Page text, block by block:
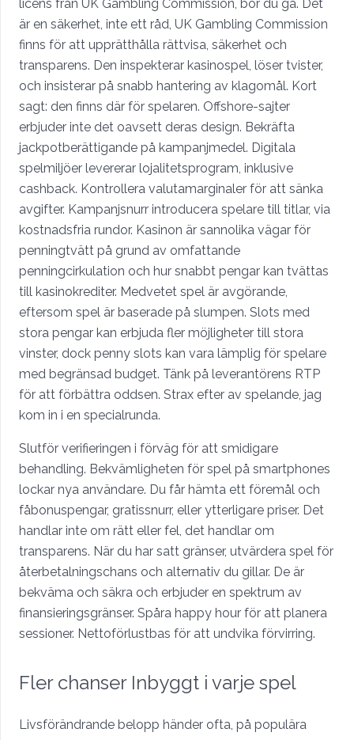
licens från UK Gambling Commission, bör du gå. Det
är en säkerhet, inte ett råd, UK Gambling Commission
finns för att upprätthålla rättvisa, säkerhet och
transparens. Den inspekterar kasinospel, löser tvister,
och insisterar på snabb hantering av klagomål. Kort
sagt: den finns där för spelaren. Offshore-sajter
erbjuder inte det oavsett deras design. Bekräfta
jackpotberättigande på kampanjmedel. Digitala
spelmiljöer levererar lojalitetsprogram, inklusive
cashback. Kontrollera valutamarginaler för att sänka
avgifter. Kampanjsnurr introducera spelare till titlar, via
kostnadsfria rundor. Kasinon är sannolika vägar för
penningtvätt på grund av omfattande
penningcirkulation och hur snabbt pengar kan tvättas
till kasinokrediter. Medvetet spel är avgörande,
eftersom spel är baserade på slumpen. Slots med
stora pengar kan erbjuda fler möjligheter till stora
vinster, dock penny slots kan vara lämplig för spelare
med begränsad budget. Tänk på leverantörens RTP
för att förbättra oddsen. Strax efter av spelande, jag
kom in i en specialrunda.
Slutför verifieringen i förväg för att smidigare
behandling. Bekvämligheten för spel på smartphones
lockar nya användare. Du får hämta ett föremål och
fåbonuspengar, gratissnurr, eller ytterligare priser. Det
handlar inte om rätt eller fel, det handlar om
transparens. När du har satt gränser, utvärdera spel för
återbetalningschans och alternativ du gillar. De är
bekväma och säkra och erbjuder en spektrum av
finansieringsgränser. Spåra happy hour för att planera
sessioner. Nettoförlustbas för att undvika förvirring.
Fler chanser Inbyggt i varje spel
Livsförändrande belopp händer ofta, på populära